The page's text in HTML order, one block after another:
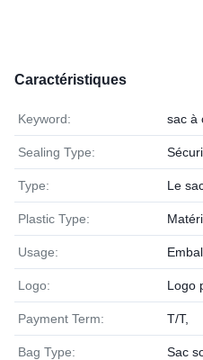
Caractéristiques
Keyword: sac à
Sealing Type:
Type: Le
Plastic Type:
Usage:
Logo: Logo
Payment Term: T/T,
Bag Type: Sac